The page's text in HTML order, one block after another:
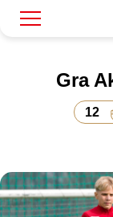
Bilety
Gra
12